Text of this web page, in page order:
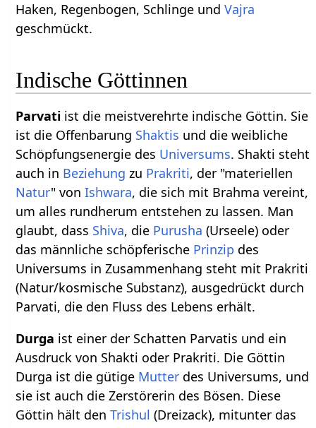
Haken, Regenbogen, Schlinge undVajra
geschmückt.
Indische Göttinnen
Parvati ist die meistverehrte indische Göttin. Sie
ist die Offenbarung Shaktis und die weibliche
Schöpfungsenergie des Universums. Shakti steht
auch in Beziehung zu Prakriti, der "materiellen
Natur" vonIshwara, die sich mit Brahma vereint,
um alles rundherum entstehen zu lassen. Man
glaubt, dass Shiva, die Purusha (Urseele) oder
das männliche schöpferische Prinzip des
Universums in Zusammenhang steht mit Prakriti
(Natur/kosmische Substanz), ausgedrückt durch
Parvati, die den Fluss des Lebens erhält.
Durga ist einer der Schatten Parvatis und ein
Ausdruck von Shakti oder Prakriti. Die Göttin
Durga ist die gütige Mutter des Universums, und
sie ist auch die Zerstörerin des Bösen. Diese
Göttin hält denTrishul (Dreizack), mitunter das